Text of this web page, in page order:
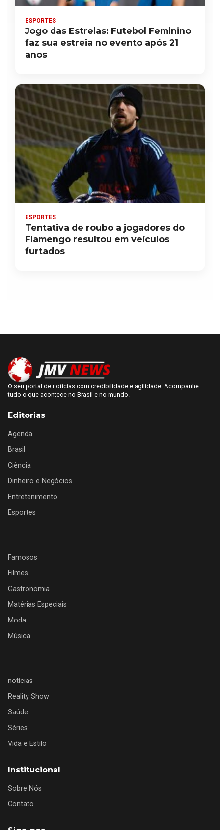
ESPORTES
Jogo das Estrelas: Futebol Feminino
faz sua estreia no evento após 21
anos
ESPORTES
Tentativa de roubo a jogadores do
Flamengo resultou em veículos
furtados
O seu portal de notícias com credibilidade e agilidade. Acompanhe
tudo o que acontece no Brasil e no mundo.
Editorias
Agenda
Brasil
Ciência
Dinheiro e Negócios
Entretenimento
Esportes
Famosos
Filmes
Gastronomia
Matérias Especiais
Moda
Música
notícias
Reality Show
Saúde
Séries
Vida e Estilo
Institucional
Sobre Nós
Contato